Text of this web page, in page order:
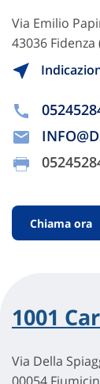
Via Emilio
43036 Fidenza
Chiama ora
1001
Via Della